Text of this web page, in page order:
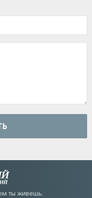
ты живешь.